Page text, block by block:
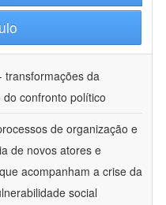
transformações da
confronto político
de organização e
de novos atores e
acompanham a crise da
social